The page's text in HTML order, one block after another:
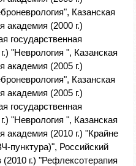
Казанская
академия (2000 г.)
государственная
"Неврология ", Казанская
академия (2005 г.)
Казанская
академия (2005 г.)
государственная
"Неврология ", Казанская
академия (2010 г.) "Крайне
пунктура)", Российский
г.) "Рефлексотерапия